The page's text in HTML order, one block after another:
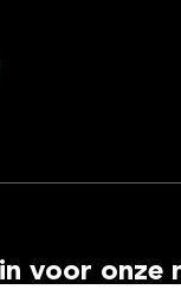
voor onze